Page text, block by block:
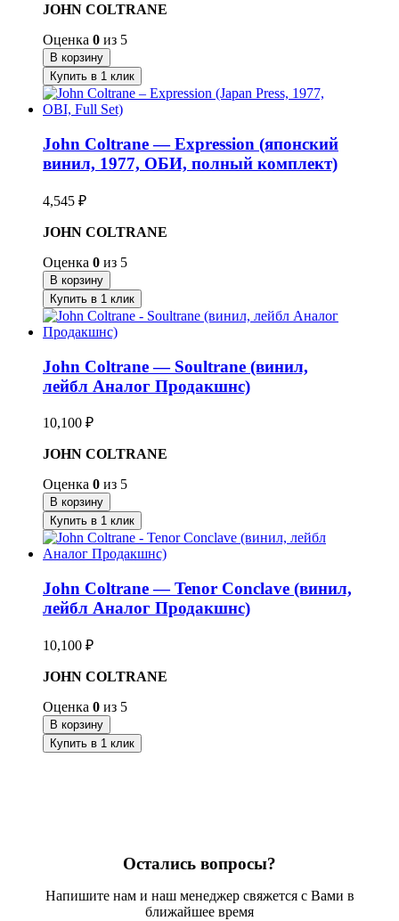
JOHN COLTRANE
Оценка 0 из 5
В корзину
Купить в 1 клик
John Coltrane — Expression (японский
винил, 1977, ОБИ, полный комплект)
4,545 ₽
JOHN COLTRANE
Оценка 0 из 5
В корзину
Купить в 1 клик
John Coltrane — Soultrane (винил,
лейбл Аналог Продакшнс)
10,100 ₽
JOHN COLTRANE
Оценка 0 из 5
В корзину
Купить в 1 клик
John Coltrane — Tenor Conclave (винил,
лейбл Аналог Продакшнс)
10,100 ₽
JOHN COLTRANE
Оценка 0 из 5
В корзину
Купить в 1 клик
Остались вопросы?
Напишите нам и наш менеджер свяжется с Вами в
ближайшее время